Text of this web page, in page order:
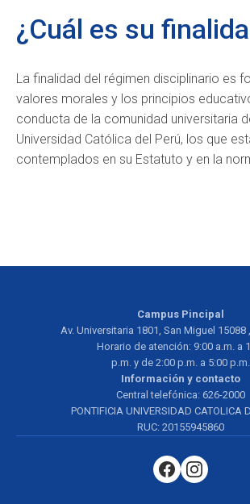
¿Cuál es su
La finalidad del régimen disciplinario es
valores morales y los principios
conducta de la comunidad universitaria
Universidad Católica del Perú, los que
contemplados en su Estatuto y en la
Campus Pincipal
Av. Universitaria 1801, San Miguel 15088
Horario de atención: 9:00 a.m. a
p.m. y de 2:00 p.m. a 5:00 p.m.
Información y contacto
Central telefónica: 626-2000
PONTIFICIA UNIVERSIDAD CATOLICA
RUC: 20155945860